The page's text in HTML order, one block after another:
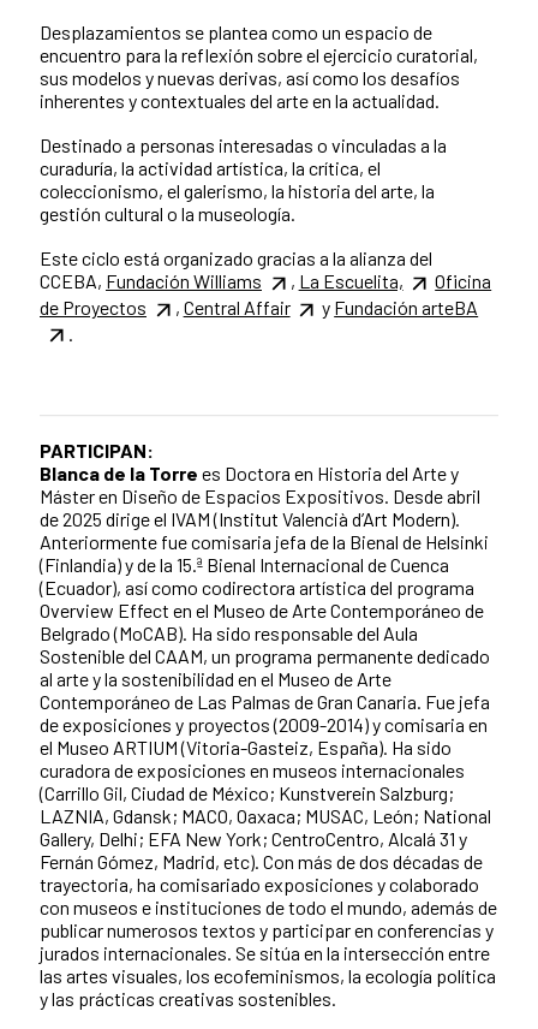
Desplazamientos se plantea como un espacio de
encuentro para la reflexión sobre el ejercicio curatorial,
sus modelos y nuevas derivas, así como los desafíos
inherentes y contextuales del arte en la actualidad.
Destinado a personas interesadas o vinculadas a la
curaduría, la actividad artística, la crítica, el
coleccionismo, el galerismo, la historia del arte, la
gestión cultural o la museología.
Este ciclo está organizado gracias a la alianza del
CCEBA, Fundación Williams , La Escuelita,
Oficina
de Proyectos
, Central Affair y Fundación arteBA
PARTICIPAN:
Blanca de la Torre es Doctora en Historia del Arte y
Máster en Diseño de Espacios Expositivos. Desde abril
de 2025 dirige el IVAM (Institut Valencià d’Art Modern).
Anteriormente fue comisaria jefa de la Bienal de Helsinki
(Finlandia) y de la 15.ª Bienal Internacional de Cuenca
(Ecuador), así como codirectora artística del programa
Overview Effect en el Museo de Arte Contemporáneo de
Belgrado (MoCAB). Ha sido responsable del Aula
Sostenible del CAAM, un programa permanente dedicado
al arte y la sostenibilidad en el Museo de Arte
Contemporáneo de Las Palmas de Gran Canaria. Fue jefa
de exposiciones y proyectos (2009-2014) y comisaria en
el Museo ARTIUM (Vitoria-Gasteiz, España). Ha sido
curadora de exposiciones en museos internacionales
(Carrillo Gil, Ciudad de México; Kunstverein Salzburg;
LAZNIA, Gdansk; MACO, Oaxaca; MUSAC, León; National
Gallery, Delhi; EFA New York; CentroCentro, Alcalá 31 y
Fernán Gómez, Madrid, etc). Con más de dos décadas de
trayectoria, ha comisariado exposiciones y colaborado
con museos e instituciones de todo el mundo, además de
publicar numerosos textos y participar en conferencias y
jurados internacionales. Se sitúa en la intersección entre
las artes visuales, los ecofeminismos, la ecología política
y las prácticas creativas sostenibles.